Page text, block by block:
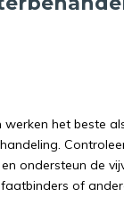
het beste
ondersteun de
of